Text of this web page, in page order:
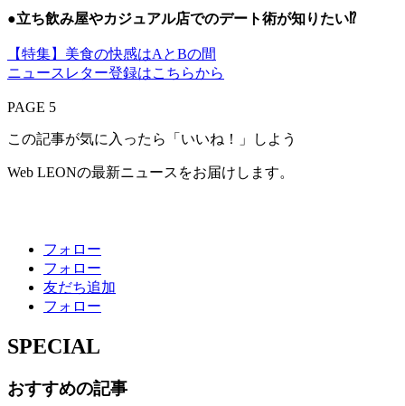
●立ち飲み屋やカジュアル店でのデート術が知りたい⁉
【特集】美食の快感はAとBの間
ニュースレター登録はこちらから
PAGE 5
この記事が気に入ったら「いいね！」しよう
Web LEONの最新ニュースをお届けします。
フォロー
フォロー
友だち追加
フォロー
SPECIAL
おすすめの記事